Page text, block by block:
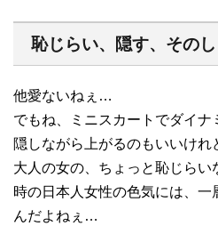
恥じらい、隠す、その
他愛ないねぇ…
でもね、ミニスカートでダイ
隠しながら上がるのもいいけれ
大人の女の、ちょっと恥じらい
時の日本人女性の色気には、一
んだよねぇ…